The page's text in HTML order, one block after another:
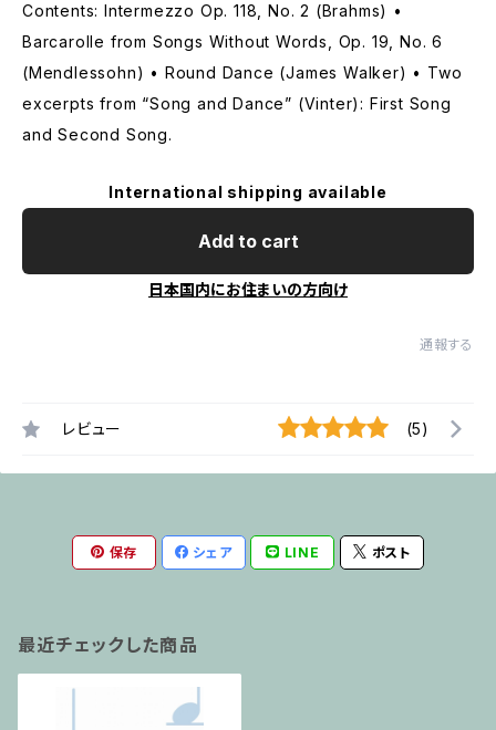
Contents: Intermezzo Op. 118, No. 2 (Brahms) •
Barcarolle from Songs Without Words, Op. 19, No. 6
(Mendlessohn) • Round Dance (James Walker) • Two
excerpts from “Song and Dance” (Vinter): First Song
and Second Song.
International shipping available
Add to cart
日本国内にお住まいの方向け
通報する
レビュー (5)
保存 シェア LINE ポスト
最近チェックした商品